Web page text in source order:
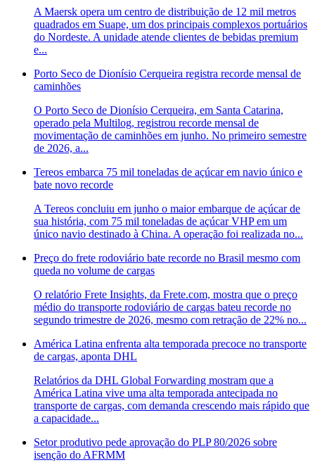
A Maersk opera um centro de distribuição de 12 mil metros
quadrados em Suape, um dos principais complexos portuários
do Nordeste. A unidade atende clientes de bebidas premium
e...
Porto Seco de Dionísio Cerqueira registra recorde mensal de
caminhões
O Porto Seco de Dionísio Cerqueira, em Santa Catarina,
operado pela Multilog, registrou recorde mensal de
movimentação de caminhões em junho. No primeiro semestre
de 2026, a...
Tereos embarca 75 mil toneladas de açúcar em navio único e
bate novo recorde
A Tereos concluiu em junho o maior embarque de açúcar de
sua história, com 75 mil toneladas de açúcar VHP em um
único navio destinado à China. A operação foi realizada no...
Preço do frete rodoviário bate recorde no Brasil mesmo com
queda no volume de cargas
O relatório Frete Insights, da Frete.com, mostra que o preço
médio do transporte rodoviário de cargas bateu recorde no
segundo trimestre de 2026, mesmo com retração de 22% no...
América Latina enfrenta alta temporada precoce no transporte
de cargas, aponta DHL
Relatórios da DHL Global Forwarding mostram que a
América Latina vive uma alta temporada antecipada no
transporte de cargas, com demanda crescendo mais rápido que
a capacidade...
Setor produtivo pede aprovação do PLP 80/2026 sobre
isenção do AFRMM